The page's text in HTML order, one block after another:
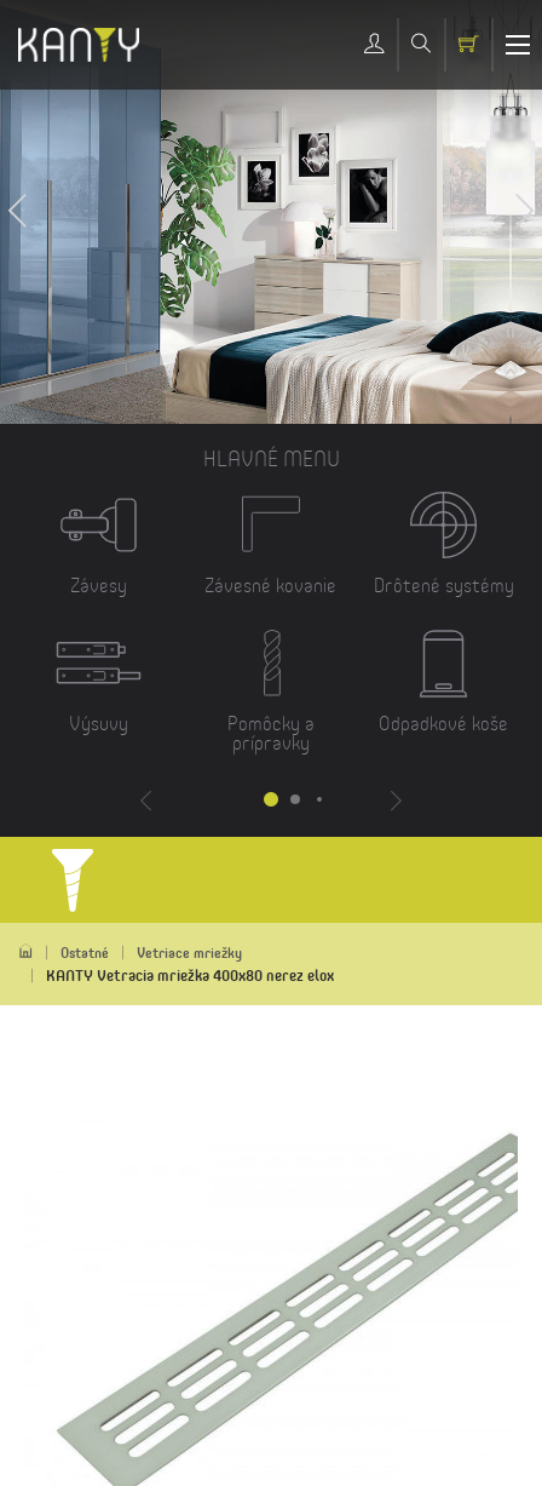
HLAVNÉ MENU
Závesy
Výsuvy
Závesné kovanie
Pomôcky a
prípravky
Drôtené systémy
Odpadkové koše
Ostatné Vetriace mriežky
KANTY Vetracia mriežka 400x80 nerez elox